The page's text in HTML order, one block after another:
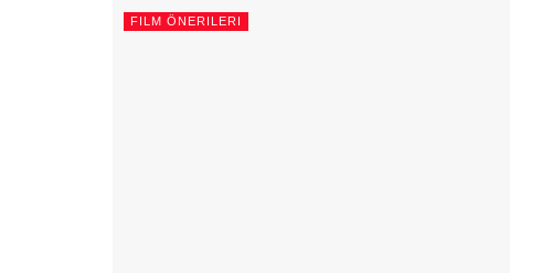
FILM ÖNERILERI